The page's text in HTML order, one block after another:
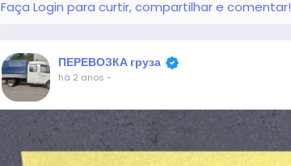
Faça Login para curtir, compartilhar e comentar!
ПЕРЕВОЗКА груза
há 2 anos -